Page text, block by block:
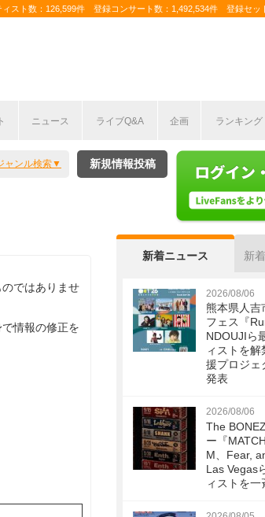
ィスト数：126,599件 登録コンサート数：1,492,534件 登録セッ
ニュース ライブQ&A 企画 ランキング
ャンル検索 新規情報投稿
ではありませ
情報の修正を
新着ニュース 新
2026/08/06
熊本県人吉
フェス『
NDOUJIら
ィストを
援プロジェ
発表
2026/08/06
The
ー『
M、Fear,
Las Vegas
ィストを一